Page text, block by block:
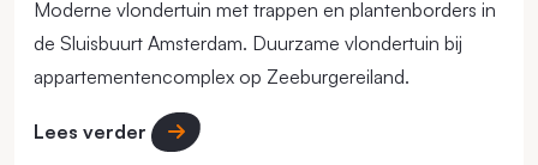
Moderne vlondertuin met trappen en plantenborders in
de Sluisbuurt Amsterdam. Duurzame vlondertuin bij
appartementencomplex op Zeeburgereiland.
Lees verder